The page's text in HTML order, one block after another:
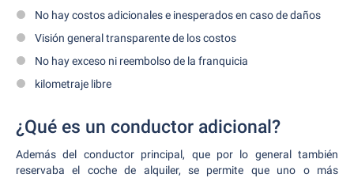
No hay costos adicionales e inesperados en caso de daños
Visión general transparente de los costos
No hay exceso ni reembolso de la franquicia
kilometraje libre
¿Qué es un conductor adicional?
Además del conductor principal, que por lo general también
reservaba el coche de alquiler, se permite que uno o más